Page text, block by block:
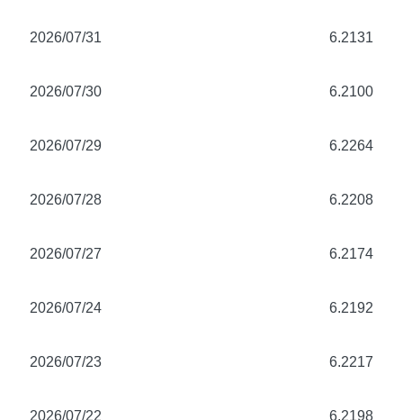
2026/07/31 6.2131
2026/07/30 6.2100
2026/07/29 6.2264
2026/07/28 6.2208
2026/07/27 6.2174
2026/07/24 6.2192
2026/07/23 6.2217
2026/07/22 6.2198